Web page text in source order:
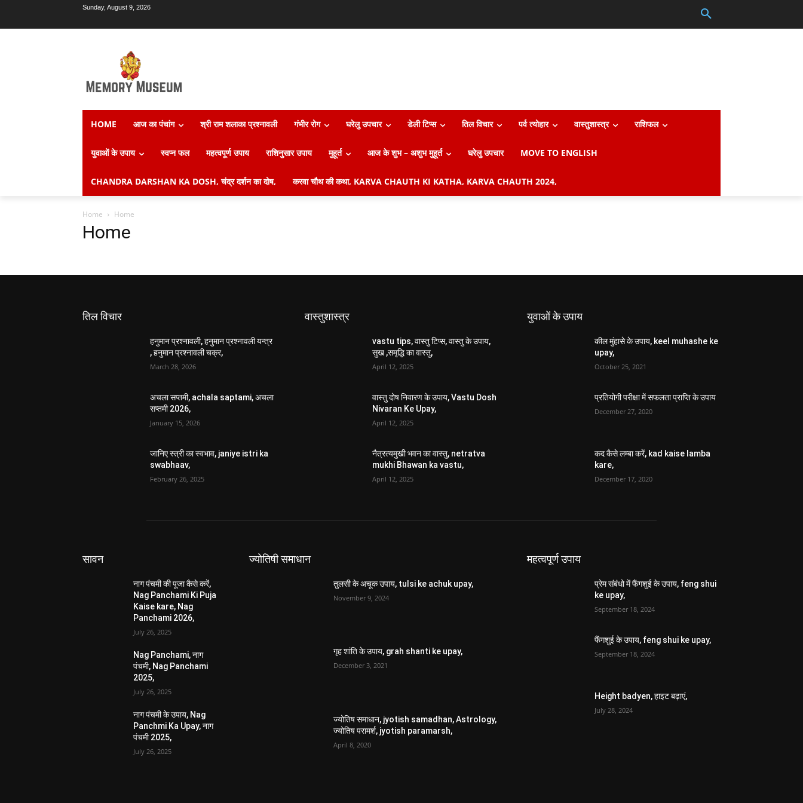
Sunday, August 9, 2026
HOME आज का पंचांग श्री राम शलाका प्रश्नावली गंभीर रोग घरेलु उपचार डेली टिप्स तिल विचार पर्व त्योहार वास्तुशास्त्र राशिफल
युवाओं के उपाय स्वप्न फल महत्वपूर्ण उपाय राशिनुसार उपाय मुहूर्त आज के शुभ – अशुभ मुहूर्त घरेलु उपचार MOVE TO ENGLISH
CHANDRA DARSHAN KA DOSH, चंद्र दर्शन का दोष, करवा चौथ की कथा, KARVA CHAUTH KI KATHA, KARVA CHAUTH 2024,
Home Home
Home
तिल विचार
हनुमान प्रश्नावली, हनुमान प्रश्नावली यन्त्र
, हनुमान प्रश्नावली चक्र,
March 28, 2026
अचला सप्तमी, achala saptami, अचला
सप्तमी 2026,
January 15, 2026
जानिए स्त्री का स्वभाव, janiye istri ka
swabhaav,
February 26, 2025
वास्तुशास्त्र
vastu tips, वास्तु टिप्स, वास्तु के उपाय,
सुख ,समृद्धि का वास्तु,
April 12, 2025
वास्तु दोष निवारण के उपाय, Vastu Dosh
Nivaran Ke Upay,
April 12, 2025
नैत्रत्यमुखी भवन का वास्तु, netratva
mukhi Bhawan ka vastu,
April 12, 2025
युवाओं के उपाय
कील मुंहासे के उपाय, keel muhashe ke
upay,
October 25, 2021
प्रतियोगी परीक्षा में सफलता प्राप्ति के उपाय
December 27, 2020
कद कैसे लम्बा करें, kad kaise lamba
kare,
December 17, 2020
सावन
नाग पंचमी की पूजा कैसे करें,
Nag Panchami Ki Puja
Kaise kare, Nag
Panchami 2026,
July 26, 2025
Nag Panchami, नाग
पंचमी, Nag Panchami
2025,
July 26, 2025
नाग पंचमी के उपाय, Nag
Panchmi Ka Upay, नाग
पंचमी 2025,
July 26, 2025
ज्योतिषी समाधान
तुलसी के अचूक उपाय, tulsi ke achuk upay,
November 9, 2024
गृह शांति के उपाय, grah shanti ke upay,
December 3, 2021
ज्योतिष समाधान, jyotish samadhan, Astrology,
ज्योतिष परामर्श, jyotish paramarsh,
April 8, 2020
महत्वपूर्ण उपाय
प्रेम संबंधो में फैंगशुई के उपाय, feng shui
ke upay,
September 18, 2024
फैंगशुई के उपाय, feng shui ke upay,
September 18, 2024
Height badyen, हाइट बढ़ाएं,
July 28, 2024